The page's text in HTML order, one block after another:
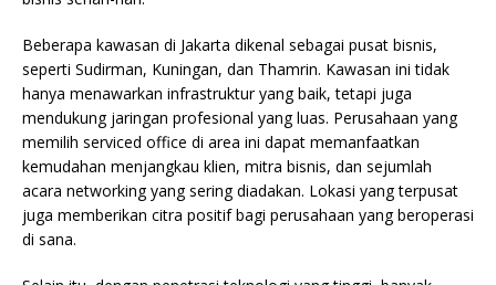
Beberapa kawasan di Jakarta dikenal sebagai pusat bisnis,
seperti Sudirman, Kuningan, dan Thamrin. Kawasan ini tidak
hanya menawarkan infrastruktur yang baik, tetapi juga
mendukung jaringan profesional yang luas. Perusahaan yang
memilih serviced office di area ini dapat memanfaatkan
kemudahan menjangkau klien, mitra bisnis, dan sejumlah
acara networking yang sering diadakan. Lokasi yang terpusat
juga memberikan citra positif bagi perusahaan yang beroperasi
di sana.